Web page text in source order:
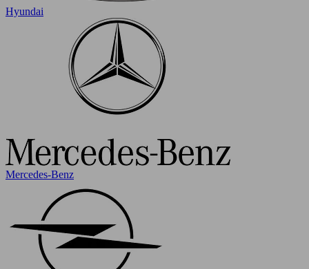
Hyundai
Mercedes-Benz